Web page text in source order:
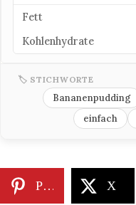
Fett
Kohlenhydrate
🏷 STICHWORTE
Bananenpudding
einfach
Pinterest X